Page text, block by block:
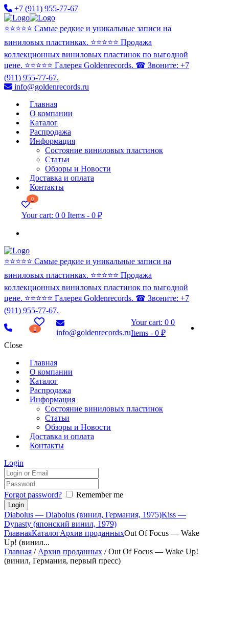
+7 (911) 955-77-67
⭐️⭐️⭐️⭐️⭐️ Самые редкие и уникальные записи на
виниловых пластинках. ⭐️⭐️⭐️⭐️⭐️ Продажа
коллекционных виниловых пластинок по выгодной
цене. ⭐️⭐️⭐️⭐️⭐️ Галерея Goldenrecords. ☎ Звоните: +7
(911) 955-77-67.
info@goldenrecords.ru
Главная
О компании
Каталог
Распродажа
Информация
Состояние виниловых пластинок
Статьи
Обзоры и Новости
Доставка и оплата
Контакты
0
Your cart: 0 0 Items - 0 ₽
⭐️⭐️⭐️⭐️⭐️ Самые редкие и уникальные записи на
виниловых пластинках. ⭐️⭐️⭐️⭐️⭐️ Продажа
коллекционных виниловых пластинок по выгодной
цене. ⭐️⭐️⭐️⭐️⭐️ Галерея Goldenrecords. ☎ Звоните: +7
(911) 955-77-67.
0 info@goldenrecords.ru
Your cart: 00
Items -0 ₽
Close
Главная
О компании
Каталог
Распродажа
Информация
Состояние виниловых пластинок
Статьи
Обзоры и Новости
Доставка и оплата
Контакты
Login
Forgot password? Remember me
Diabolus — Diabolus (винил, Германия, 1975)Kiss —
Dynasty (японский винил, 1979)
ГлавнаяКаталогАрхив проданныхOut Of Focus — Wake
Up! (винил...
Главная / Архив проданных / Out Of Focus — Wake Up!
(винил, Германия, первый пресс)